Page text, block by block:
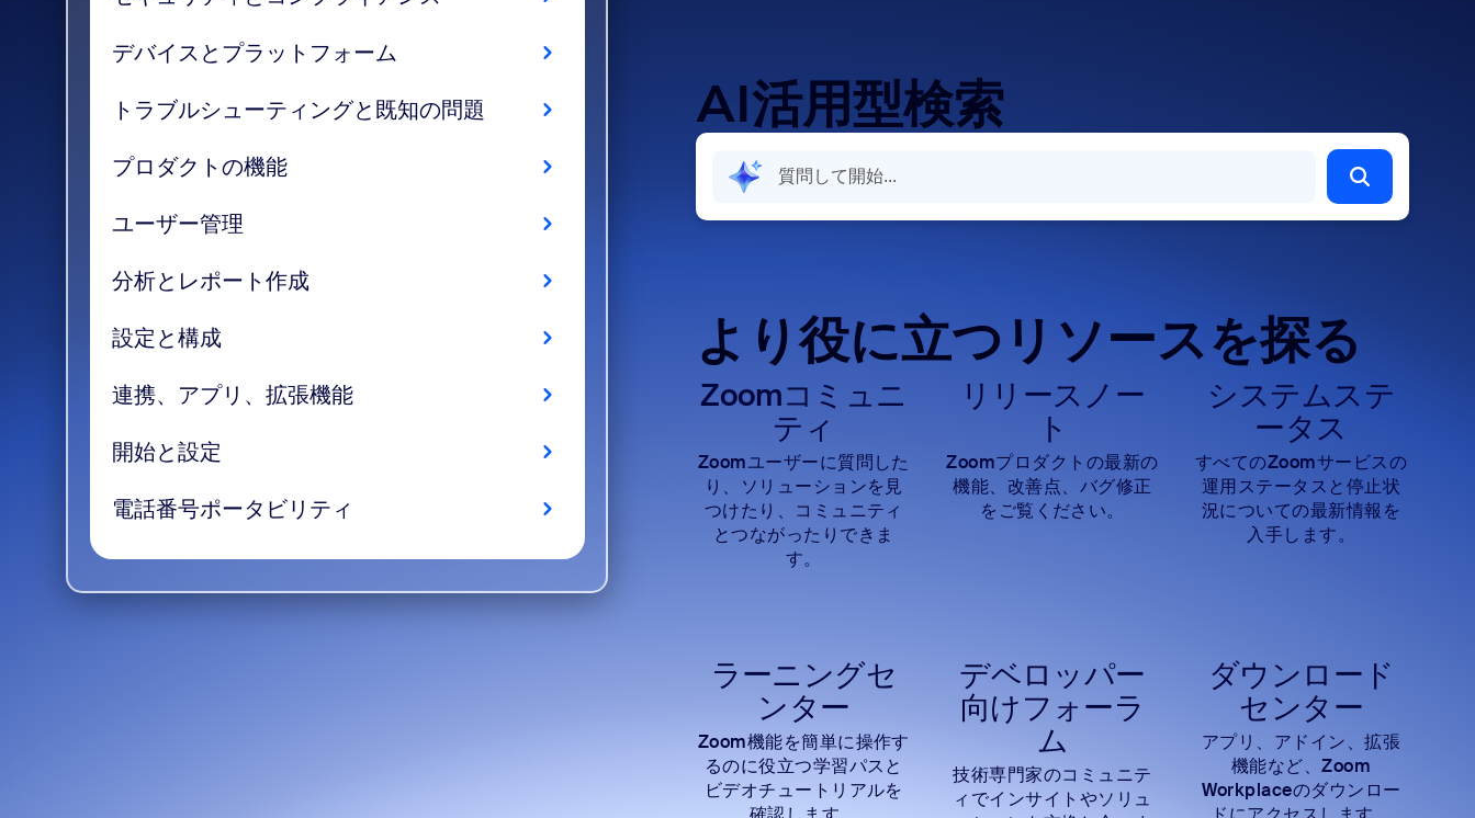
デバイスとプラットフォーム
トラブルシューティングと既知の問題
プロダクトの機能
ユーザー管理
分析とレポート作成
設定と構成
連携、アプリ、拡張機能
開始と設定
電話番号ポータビリティ
AI活用型検索
より役に立つリソースを探る
Zoomコミュニ
ティ
Zoomユーザーに質問した
り、ソリューションを見
つけたり、コミュニティ
とつながったりできま
す。
リリースノー
ト
Zoomプロダクトの最新の
機能、改善点、バグ修正
をご覧ください。
システムステ
ータス
すべてのZoomサービスの
運用ステータスと停止状
況についての最新情報を
入手します。
ラーニングセ
ンター
Zoom機能を簡単に操作す
るのに役立つ学習パスと
ビデオチュートリアルを
デベロッパー
向けフォーラ
ム
技術専門家のコミュニテ
ィでインサイトやソリュ
ダウンロード
センター
アプリ、アドイン、拡張
機能など、Zoom
Workplaceのダウンロー